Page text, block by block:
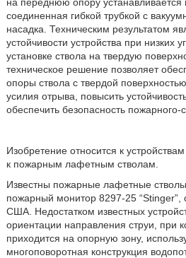
соединенная гибкой трубкой с
насадка. Техническим результатом
устойчивости устройства при низких
установке ствола на твердую
техническое решение позволяет
опоры ствола с твердой
усилия отрыва, повысить
обеспечить безопасность пожарного-
Изобретение относится к
к пожарным лафетным стволам.
Известны пожарные лафетные
пожарный монитор 8297-25 “Stinger”,
США. Недостатком известных
ориентации направления струи, при
приходится на опорную зону,
многоповоротная конструкция